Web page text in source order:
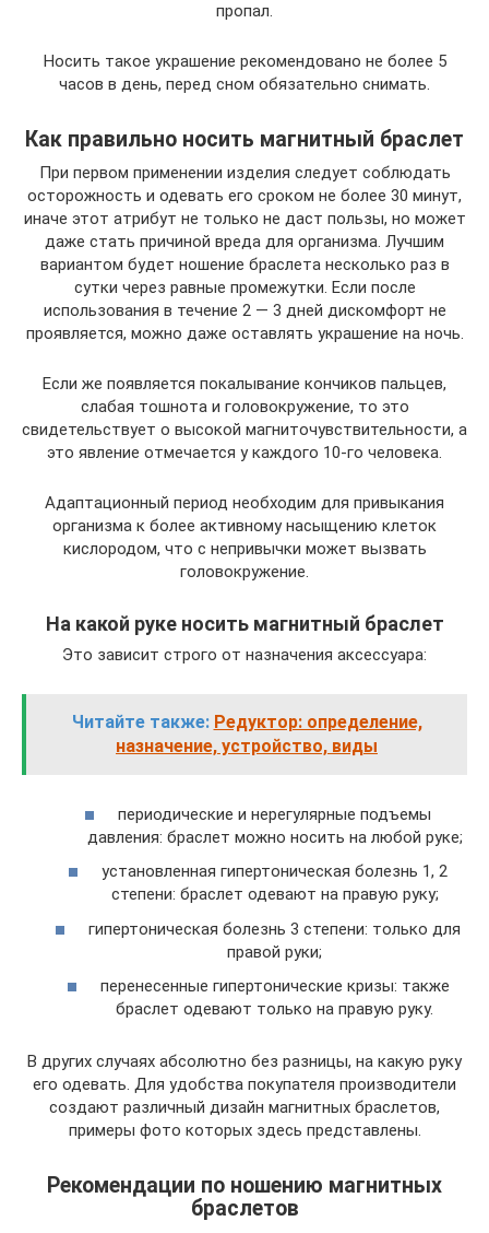
пропал.
Носить такое украшение рекомендовано не более 5
часов в день, перед сном обязательно снимать.
Как правильно носить магнитный браслет
При первом применении изделия следует соблюдать
осторожность и одевать его сроком не более 30 минут,
иначе этот атрибут не только не даст пользы, но может
даже стать причиной вреда для организма. Лучшим
вариантом будет ношение браслета несколько раз в
сутки через равные промежутки. Если после
использования в течение 2 — 3 дней дискомфорт не
проявляется, можно даже оставлять украшение на ночь.
Если же появляется покалывание кончиков пальцев,
слабая тошнота и головокружение, то это
свидетельствует о высокой магниточувствительности, а
это явление отмечается у каждого 10-го человека.
Адаптационный период необходим для привыкания
организма к более активному насыщению клеток
кислородом, что с непривычки может вызвать
головокружение.
На какой руке носить магнитный браслет
Это зависит строго от назначения аксессуара:
Читайте также: Редуктор: определение,
назначение, устройство, виды
периодические и нерегулярные подъемы
давления: браслет можно носить на любой руке;
установленная гипертоническая болезнь 1, 2
степени: браслет одевают на правую руку;
гипертоническая болезнь 3 степени: только для
правой руки;
перенесенные гипертонические кризы: также
браслет одевают только на правую руку.
В других случаях абсолютно без разницы, на какую руку
его одевать. Для удобства покупателя производители
создают различный дизайн магнитных браслетов,
примеры фото которых здесь представлены.
Рекомендации по ношению магнитных
браслетов